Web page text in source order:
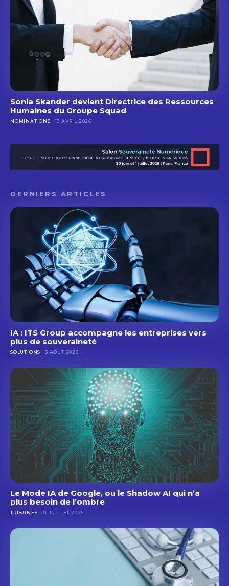
Sonia Skander devient Directrice des Ressources
Humaines du Groupe Squad
NOMINATIONS 13 AVRIL 2026
DERNIERS ARTICLES
IA : ITS Group accompagne les entreprises vers
plus de souveraineté
SOLUTIONS 3 AOÛT 2026
Le Mode IA de Google, ou le Shadow AI qui n’a
plus besoin de l’ombre
TRIBUNES 31 JUILLET 2026